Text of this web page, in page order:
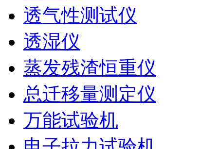
透气性测试仪
透湿仪
蒸发残渣恒重仪
总迁移量测定仪
万能试验机